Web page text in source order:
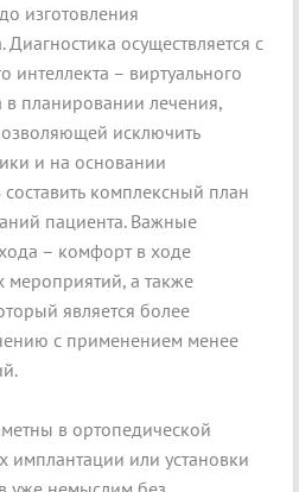
изготовления
Диагностика осуществляется с
интеллекта – виртуального
планировании лечения,
исключить
и на основании
комплексный план
пациента. Важные
– комфорт в ходе
мероприятий, а также
является более
с применением менее
в ортопедической
имплантации или установки